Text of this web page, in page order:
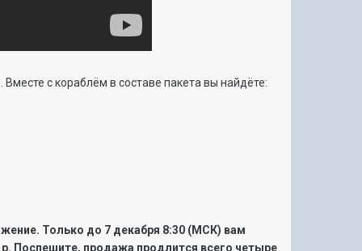
с кораблём в составе пакета вы найдёте:
Только до 7 декабря 8:30 (МСК) вам
Поспешите, продажа продлится всего четыре